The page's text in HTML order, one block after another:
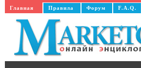
Главная Правила Форум F.A.Q.